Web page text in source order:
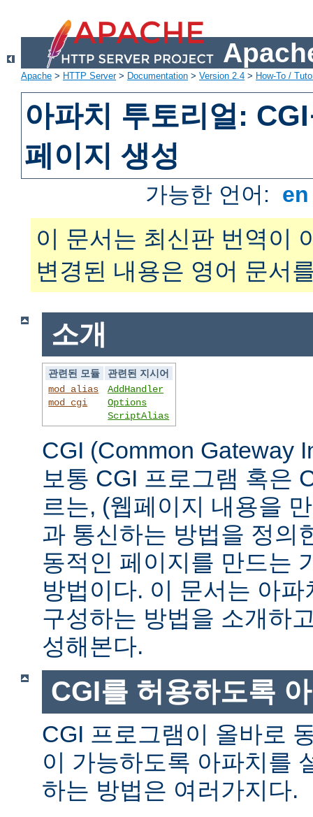
Apache > HTTP Server> Documentation > Version 2.4 > How-To /
아파치 투토리얼:
페이지 생성
가능한 언어:
이 문서는 최신판 번역이
변경된 내용은 영어 문서
소개
관련된 모듈
관련된 지시어
mod_alias
mod_cgi
AddHandler
Options
ScriptAlias
CGI (Common Gateway
보통 CGI 프로그램 혹은
르는, (웹페이지 내용을
과 통신하는 방법을 정의
동적인 페이지를 만드는
방법이다. 이 문서는 아
구성하는 방법을 소개하
성해본다.
CGI를 허용하도록
CGI 프로그램이 올바로
이 가능하도록 아파치를
하는 방법은 여러가지다.